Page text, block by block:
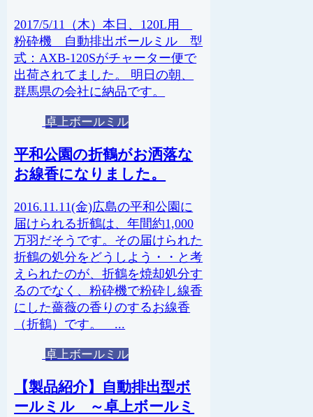
2017/5/11（木）本日、120L用
粉砕機 自動排出ボールミル 型
式：AXB-120Sがチャーター便で
出荷されてました。 明日の朝、
群馬県の会社に納品です。
卓上ボールミル
平和公園の折鶴がお洒落な
お線香になりました。
2016.11.11(金)広島の平和公園に
届けられる折鶴は、年間約1,000
万羽だそうです。その届けられた
折鶴の処分をどうしよう・・と考
えられたのが、折鶴を焼却処分す
るのでなく、粉砕機で粉砕し線香
にした薔薇の香りのするお線香
（折鶴）です。 ...
卓上ボールミル
【製品紹介】自動排出型ボ
ールミル ～卓上ボールミ